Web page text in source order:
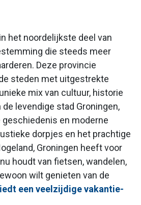
het noordelijkste deel van
die steeds meer
Deze provincie
steden met uitgestrekte
mix van cultuur, historie
levendige stad Groningen,
en moderne
dorpjes en het prachtige
Groningen heeft voor
houdt van fietsen, wandelen,
wilt genieten van de
een veelzijdige vakantie-